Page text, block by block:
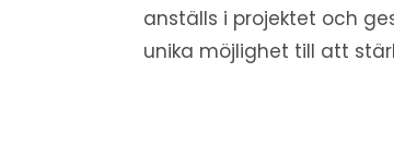
anställs i projektet och
unika möjlighet till att